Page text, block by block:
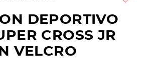
DEPORTIVO
CROSS JR
VELCRO
3.
skechers slip-ins
4.
championes